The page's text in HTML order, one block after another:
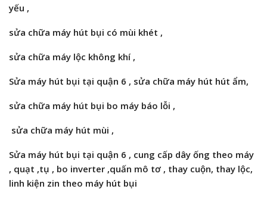
yếu ,
sửa chữa máy hút bụi có mùi khét ,
sửa chữa máy lộc không khí ,
Sửa máy hút bụi tại quận 6 , sửa chữa máy hút hút ẩm,
sửa chữa máy hút bụi bo máy báo lỗi ,
sửa chữa máy hút mùi ,
Sửa máy hút bụi tại quận 6 , cung cấp dây ống theo máy
, quạt ,tụ , bo inverter ,quấn mô tơ , thay cuộn, thay lộc,
linh kiện zin theo máy hút bụi